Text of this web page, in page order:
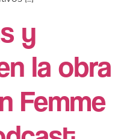
y
la obra
Femme